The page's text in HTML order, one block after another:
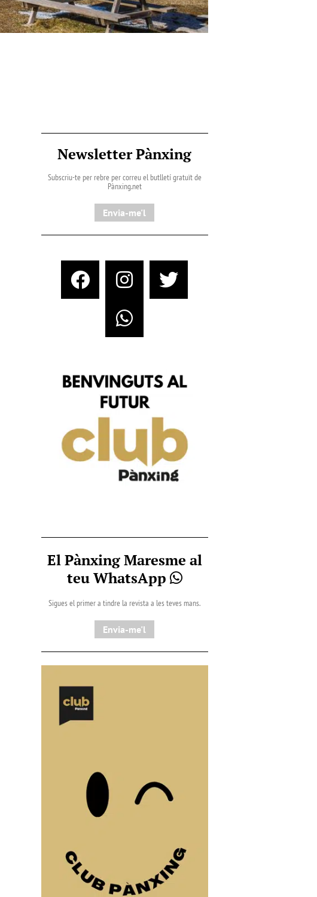
Newsletter Pànxing
Subscriu-te per rebre per correu el butlletí gratuït de
Pànxing.net​
Envia-me'l
El Pànxing Maresme al
teu WhatsApp
Sigues el primer a tindre la revista a les teves mans.
Envia-me'l